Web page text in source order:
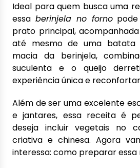
Ideal para quem busca uma
essa berinjela no fornopode
prato principal,
até mesmo de uma batata
macia da berinjela,
suculenta e o queijo
experiência única e
Além de ser uma excelente
e jantares, essa receita é
deseja incluir vegetais no
criativa e chinesa. Agora
interessa: como preparar essa